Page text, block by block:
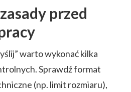
przed
warto wykonać kilka
Sprawdź format
(np. limit rozmiaru),